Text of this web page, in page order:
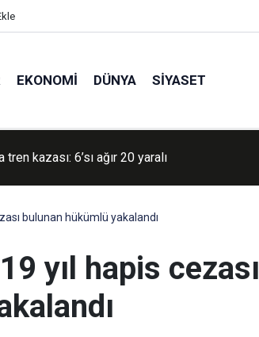
EKONOMI DÜNYA SIYASET
her ay Patriot füzesi alacağız
bulunan hükümlü yakalandı
yıl hapis cezası